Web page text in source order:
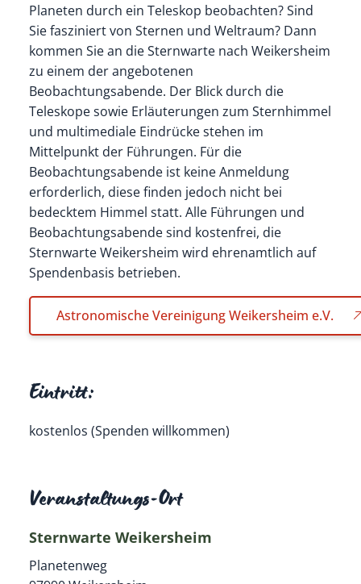
Planeten durch ein Teleskop beobachten? Sind
Sie fasziniert von Sternen und Weltraum? Dann
kommen Sie an die Sternwarte nach Weikersheim
zu einem der angebotenen
Beobachtungsabende. Der Blick durch die
Teleskope sowie Erläuterungen zum Sternhimmel
und multimediale Eindrücke stehen im
Mittelpunkt der Führungen. Für die
Beobachtungsabende ist keine Anmeldung
erforderlich, diese finden jedoch nicht bei
bedecktem Himmel statt. Alle Führungen und
Beobachtungsabende sind kostenfrei, die
Sternwarte Weikersheim wird ehrenamtlich auf
Spendenbasis betrieben.
Astronomische Vereinigung Weikersheim e.V.
Eintritt:
kostenlos (Spenden willkommen)
Veranstaltungs-Ort
Sternwarte Weikersheim
Planetenweg